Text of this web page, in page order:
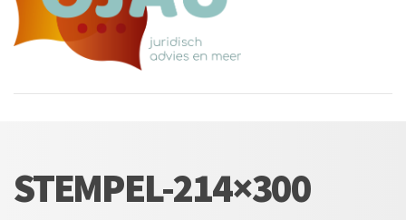
STEMPEL-214×300